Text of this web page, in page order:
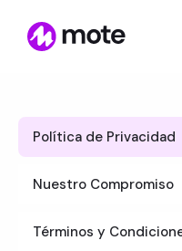
Política de Privacidad
Nuestro Compromiso
Términos y